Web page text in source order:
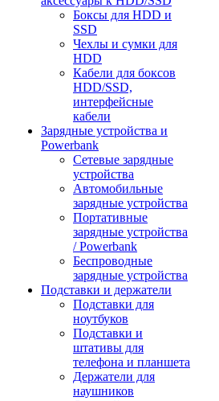
Боксы для HDD и
SSD
Чехлы и сумки для
HDD
Кабели для боксов
HDD/SSD,
интерфейсные
кабели
Зарядные устройства и
Powerbank
Сетевые зарядные
устройства
Автомобильные
зарядные устройства
Портативные
зарядные устройства
/ Powerbank
Беспроводные
зарядные устройства
Подставки и держатели
Подставки для
ноутбуков
Подставки и
штативы для
телефона и планшета
Держатели для
наушников